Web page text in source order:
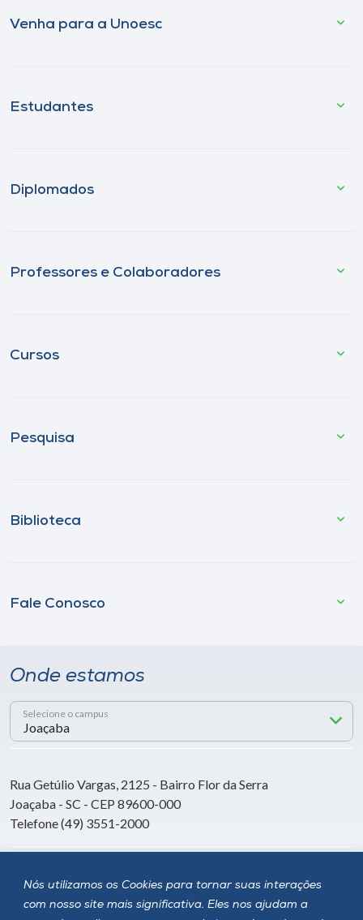
Nós utilizamos os Cookies para tornar suas interações
com nosso site mais significativa. Eles nos ajudam a
Venha para a Unoesc
Estudantes
Diplomados
Professores e Colaboradores
Cursos
Pesquisa
Biblioteca
Fale Conosco
Onde estamos
Selecione o campus
Rua Getúlio Vargas, 2125 - Bairro Flor da Serra
Joaçaba - SC - CEP 89600-000
Telefone (49) 3551-2000
Siga a Unoesc